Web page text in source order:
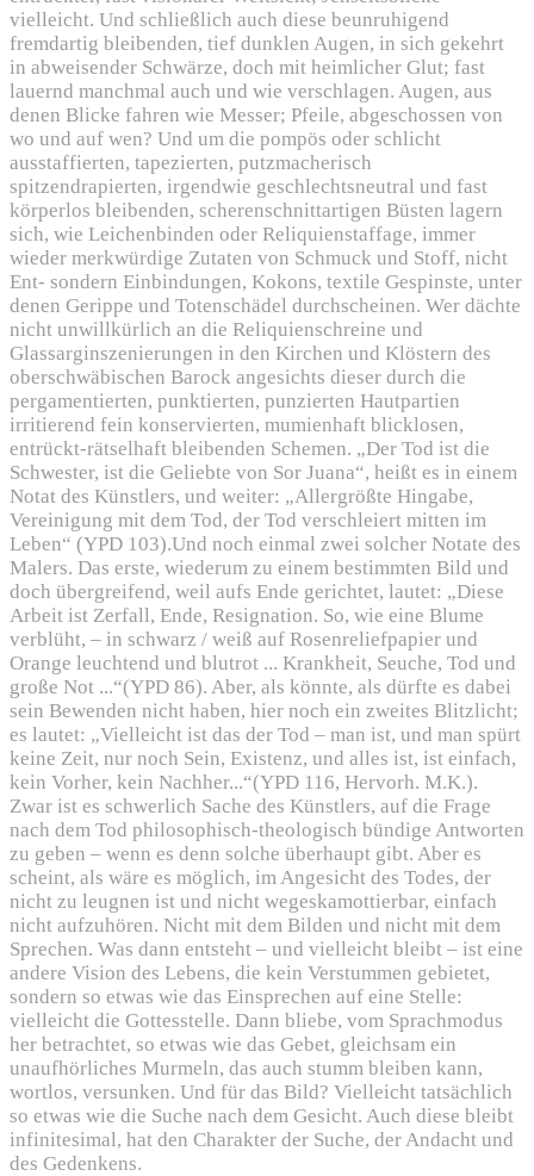
vielleicht. Und schließlich auch diese beunruhigend
fremdartig bleibenden, tief dunklen Augen, in sich gekehrt
in abweisender Schwärze, doch mit heimlicher Glut; fast
lauernd manchmal auch und wie verschlagen. Augen, aus
denen Blicke fahren wie Messer; Pfeile, abgeschossen von
wo und auf wen? Und um die pompös oder schlicht
ausstaffierten, tapezierten, putzmacherisch
spitzendrapierten, irgendwie geschlechtsneutral und fast
körperlos bleibenden, scherenschnittartigen Büsten lagern
sich, wie Leichenbinden oder Reliquienstaffage, immer
wieder merkwürdige Zutaten von Schmuck und Stoff, nicht
Ent- sondern Einbindungen, Kokons, textile Gespinste, unter
denen Gerippe und Totenschädel durchscheinen. Wer dächte
nicht unwillkürlich an die Reliquienschreine und
Glassarginszenierungen in den Kirchen und Klöstern des
oberschwäbischen Barock angesichts dieser durch die
pergamentierten, punktierten, punzierten Hautpartien
irritierend fein konservierten, mumienhaft blicklosen,
entrückt-rätselhaft bleibenden Schemen. „Der Tod ist die
Schwester, ist die Geliebte von Sor Juana“, heißt es in einem
Notat des Künstlers, und weiter: „Allergrößte Hingabe,
Vereinigung mit dem Tod, der Tod verschleiert mitten im
Leben“ (YPD 103).Und noch einmal zwei solcher Notate des
Malers. Das erste, wiederum zu einem bestimmten Bild und
doch übergreifend, weil aufs Ende gerichtet, lautet: „Diese
Arbeit ist Zerfall, Ende, Resignation. So, wie eine Blume
verblüht, – in schwarz / weiß auf Rosenreliefpapier und
Orange leuchtend und blutrot ... Krankheit, Seuche, Tod und
große Not ...“(YPD 86). Aber, als könnte, als dürfte es dabei
sein Bewenden nicht haben, hier noch ein zweites Blitzlicht;
es lautet: „Vielleicht ist das der Tod – man ist, und man spürt
keine Zeit, nur noch Sein, Existenz, und alles ist, ist einfach,
kein Vorher, kein Nachher...“(YPD 116, Hervorh. M.K.).
Zwar ist es schwerlich Sache des Künstlers, auf die Frage
nach dem Tod philosophisch-theologisch bündige Antworten
zu geben – wenn es denn solche überhaupt gibt. Aber es
scheint, als wäre es möglich, im Angesicht des Todes, der
nicht zu leugnen ist und nicht wegeskamottierbar, einfach
nicht aufzuhören. Nicht mit dem Bilden und nicht mit dem
Sprechen. Was dann entsteht – und vielleicht bleibt – ist eine
andere Vision des Lebens, die kein Verstummen gebietet,
sondern so etwas wie das Einsprechen auf eine Stelle:
vielleicht die Gottesstelle. Dann bliebe, vom Sprachmodus
her betrachtet, so etwas wie das Gebet, gleichsam ein
unaufhörliches Murmeln, das auch stumm bleiben kann,
wortlos, versunken. Und für das Bild? Vielleicht tatsächlich
so etwas wie die Suche nach dem Gesicht. Auch diese bleibt
infinitesimal, hat den Charakter der Suche, der Andacht und
des Gedenkens.